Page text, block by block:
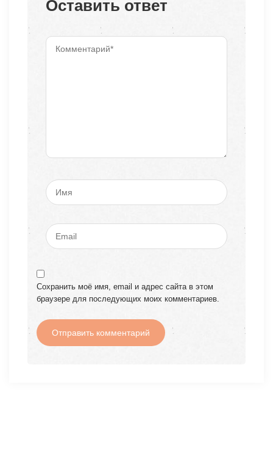
Оставить ответ
Сохранить моё имя, email и адрес сайта в этом
браузере для последующих моих комментариев.